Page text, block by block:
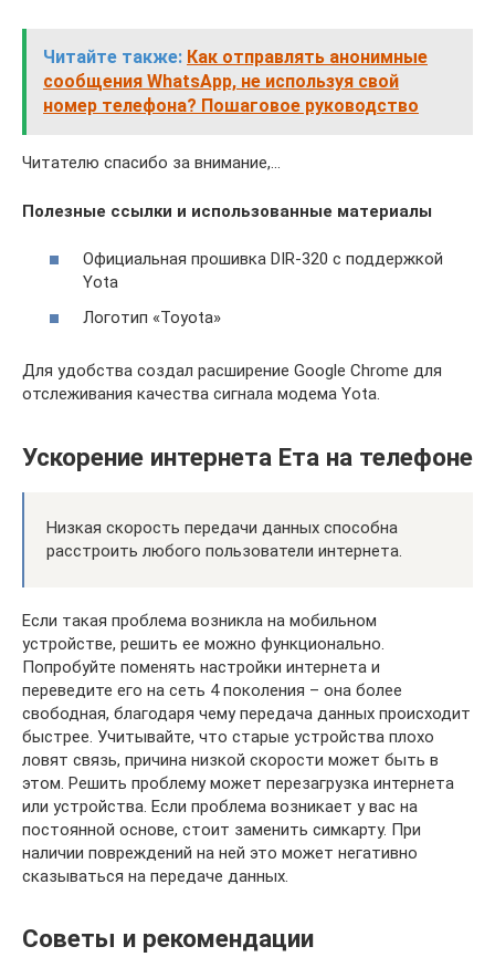
Читайте также: Как отправлять анонимные
сообщения WhatsApp, не используя свой
номер телефона? Пошаговое руководство
Читателю спасибо за внимание,…
Полезные ссылки и использованные материалы
Официальная прошивка DIR-320 с поддержкой
Yota
Логотип «Toyota»
Для удобства создал расширение Google Chrome для
отслеживания качества сигнала модема Yota.
Ускорение интернета Ета на телефоне
Низкая скорость передачи данных способна
расстроить любого пользователи интернета.
Если такая проблема возникла на мобильном
устройстве, решить ее можно функционально.
Попробуйте поменять настройки интернета и
переведите его на сеть 4 поколения – она более
свободная, благодаря чему передача данных происходит
быстрее. Учитывайте, что старые устройства плохо
ловят связь, причина низкой скорости может быть в
этом. Решить проблему может перезагрузка интернета
или устройства. Если проблема возникает у вас на
постоянной основе, стоит заменить симкарту. При
наличии повреждений на ней это может негативно
сказываться на передаче данных.
Советы и рекомендации